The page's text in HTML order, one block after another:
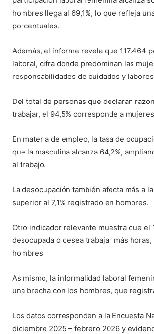
hombres llega al 69,1%, lo que refleja
porcentuales.
Además, el informe revela que 117.464
laboral, cifra donde predominan las
responsabilidades de cuidados y
Del total de personas que declaran
trabajar, el 94,5% corresponde a
En materia de empleo, la tasa de
que la masculina alcanza 64,2%,
al trabajo.
La desocupación también afecta más a
superior al 7,1% registrado en hombres.
Otro indicador relevante muestra que el
desocupada o desea trabajar más
hombres.
Asimismo, la informalidad laboral
una brecha con los hombres, que
Los datos corresponden a la Encuesta
diciembre 2025 – febrero 2026 y